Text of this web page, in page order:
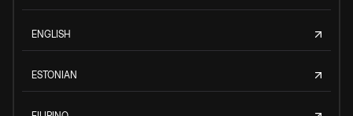
ENGLISH
ESTONIAN